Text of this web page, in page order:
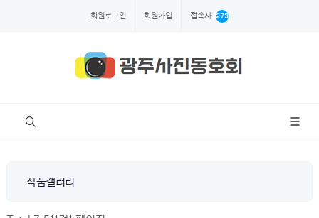
회원로그인 회원가입 접속자 273
작품갤러리